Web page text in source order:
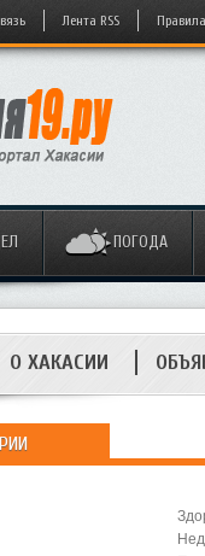
Лента RSS
ПОГОДА
О ХАКАСИИ